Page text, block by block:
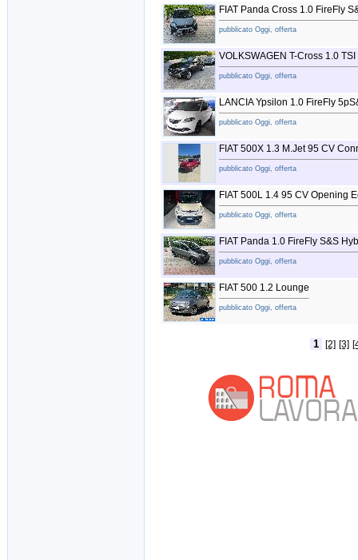
FIAT Panda Cross 1.0 FireFly
pubblicato Oggi, offerta
VOLKSWAGEN T-Cross 1.0 TSI
pubblicato Oggi, offerta
LANCIA Ypsilon 1.0 FireFly
pubblicato Oggi, offerta
FIAT 500X 1.3 M.Jet 95 CV
pubblicato Oggi, offerta
FIAT 500L 1.4 95 CV Opening
pubblicato Oggi, offerta
FIAT Panda 1.0 FireFly S&S
pubblicato Oggi, offerta
FIAT 500 1.2 Lounge
pubblicato Oggi, offerta
1 [2] [3]